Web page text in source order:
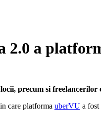
a
precum si
care platforma uberVU a